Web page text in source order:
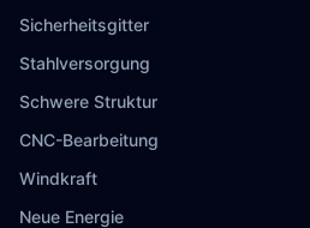
Sicherheitsgitter
Stahlversorgung
Schwere Struktur
CNC-Bearbeitung
Windkraft
Neue Energie